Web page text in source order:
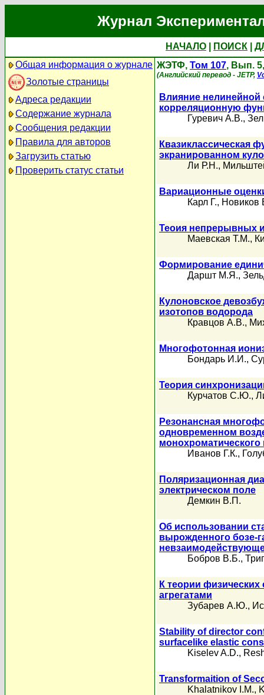
Журнал
НАЧАЛО ПОИСК
Общая информация о журнале
Золотые страницы
Адреса редакции
Содержание журнала
Сообщения редакции
Правила для авторов
Загрузить статью
Проверить статус статьи
ЖЭТФ, Том 107, Вып.
(Английский перевод - JETP,
Влияние нелинейной
корреляционную
Гуревич А.В.,
Квазиклассическая
экранированном
Ли Р.Н.,
Вариационные
Карл Г., Новиков
Теоия непрерывных
Маевская Т.М.,
Формирование
Даршт М.Я.,
Кулоновское
изотопов водорода
Кравцов А.В.,
Многофотонная
Бондарь И.И.,
Теория
Курчатов С.Ю.,
Резонансная
одновременном
монохроматического
Иванов Г.К.,
Поляризационная
электрическом поле
Демкин В.П.
Об использовании
вырожденного бозе-
Бобров В.Б.,
К теории
агрегатами
Зубарев А.Ю.,
Stability of director
surfacelike elastic
Kiselev A.D.,
Transformaition of
Khalatnikov I.M.,